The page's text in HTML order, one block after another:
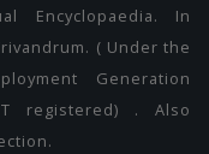
Encyclopaedia. In
( Under the
Generation
registered) . Also